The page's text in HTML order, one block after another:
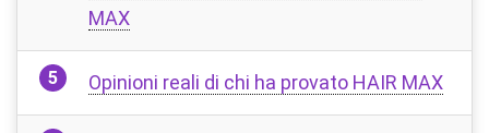
MAX
Opinioni reali di chi ha provato HAIR MAX